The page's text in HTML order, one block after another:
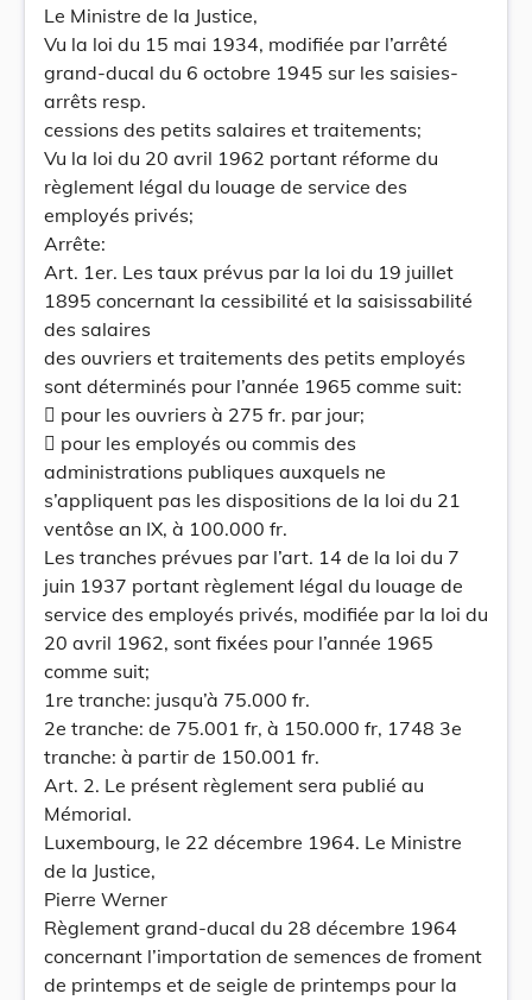
Le Ministre de la Justice,
Vu la loi du 15 mai 1934, modifiée par l’arrêté
grand-ducal du 6 octobre 1945 sur les saisies-
arrêts resp.
cessions des petits salaires et traitements;
Vu la loi du 20 avril 1962 portant réforme du
règlement légal du louage de service des
employés privés;
Arrête:
Art. 1er. Les taux prévus par la loi du 19 juillet
1895 concernant la cessibilité et la saisissabilité
des salaires
des ouvriers et traitements des petits employés
sont déterminés pour l’année 1965 comme suit:
 pour les ouvriers à 275 fr. par jour;
 pour les employés ou commis des
administrations publiques auxquels ne
s’appliquent pas les dispositions de la loi du 21
ventôse an IX, à 100.000 fr.
Les tranches prévues par l’art. 14 de la loi du 7
juin 1937 portant règlement légal du louage de
service des employés privés, modifiée par la loi du
20 avril 1962, sont fixées pour l’année 1965
comme suit;
1re tranche: jusqu’à 75.000 fr.
2e tranche: de 75.001 fr, à 150.000 fr, 1748 3e
tranche: à partir de 150.001 fr.
Art. 2. Le présent règlement sera publié au
Mémorial.
Luxembourg, le 22 décembre 1964. Le Ministre
de la Justice,
Pierre Werner
Règlement grand-ducal du 28 décembre 1964
concernant l’importation de semences de froment
de printemps et de seigle de printemps pour la